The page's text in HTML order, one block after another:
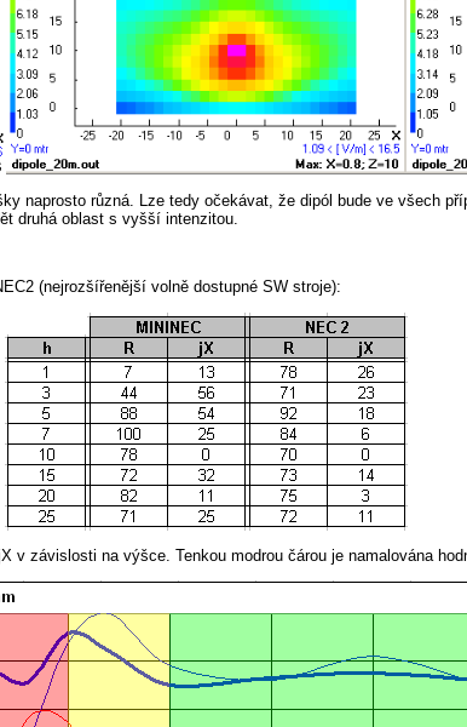
naprosto různá. Lze tedy očekávat, že dipól bude ve všech
druhá oblast s vyšší intenzitou.
(nejrozšířenější volně dostupné SW stroje):
závislosti na výšce. Tenkou modrou čárou je namalována